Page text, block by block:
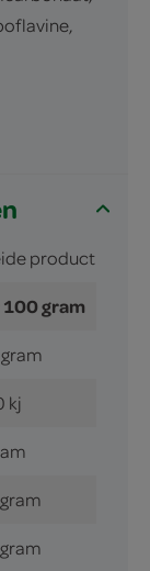
product
100 gram
kj